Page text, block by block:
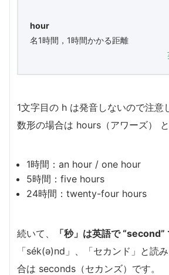
hour
名1時間，1時間かかる距離
1文字目の h は発音しないので注意
数形の場合は hours（アワーズ） と
1時間：an hour / one hour
5時間：five hours
24時間：twenty-four hours
続いて、 「秒」は英語で “second”
「sék(ə)nd」、「セカンド」と読
合は seconds（セカンズ）です。